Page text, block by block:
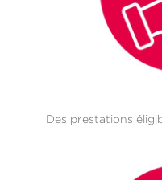
Des prestations